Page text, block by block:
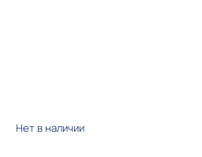
Нет в наличии